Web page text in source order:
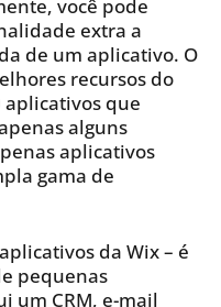
você pode
extra a
de um aplicativo. O
recursos do
aplicativos que
alguns
aplicativos
gama de
da Wix – é
pequenas
um CRM, e-mail